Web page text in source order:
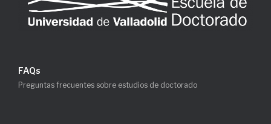
FAQs
Preguntas frecuentes sobre estudios de doctorado